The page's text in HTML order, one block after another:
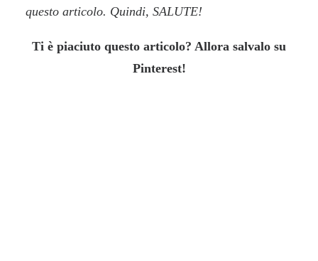
questo articolo. Quindi, SALUTE!
Ti è piaciuto questo articolo? Allora salvalo su
Pinterest!